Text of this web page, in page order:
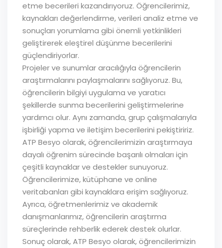
etme becerileri kazandırıyoruz. Öğrencilerimiz,
kaynakları değerlendirme, verileri analiz etme ve
sonuçları yorumlama gibi önemli yetkinlikleri
geliştirerek eleştirel düşünme becerilerini
güçlendiriyorlar.
Projeler ve sunumlar aracılığıyla öğrencilerin
araştırmalarını paylaşmalarını sağlıyoruz. Bu,
öğrencilerin bilgiyi uygulama ve yaratıcı
şekillerde sunma becerilerini geliştirmelerine
yardımcı olur. Aynı zamanda, grup çalışmalarıyla
işbirliği yapma ve iletişim becerilerini pekiştiririz.
ATP Besyo olarak, öğrencilerimizin araştırmaya
dayalı öğrenim sürecinde başarılı olmaları için
çeşitli kaynaklar ve destekler sunuyoruz.
Öğrencilerimize, kütüphane ve online
veritabanları gibi kaynaklara erişim sağlıyoruz.
Ayrıca, öğretmenlerimiz ve akademik
danışmanlarımız, öğrencilerin araştırma
süreçlerinde rehberlik ederek destek olurlar.
Sonuç olarak, ATP Besyo olarak, öğrencilerimizin